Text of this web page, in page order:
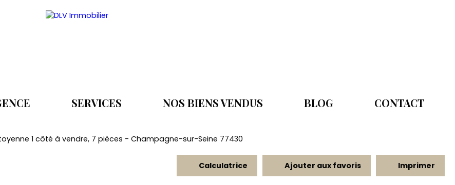
SERVICES NOS BIENS VENDUS BLOG CONTACT
1 côté à vendre, 7 pièces - Champagne-sur-Seine 77430
Calculatrice Ajouter aux favoris Imprimer